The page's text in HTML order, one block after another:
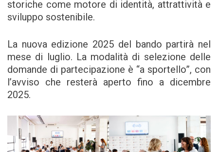
storiche come motore di identità, attrattività e
sviluppo sostenibile.
La nuova edizione 2025 del bando partirà nel
mese di luglio. La modalità di selezione delle
domande di partecipazione è “a sportello”, con
l’avviso che resterà aperto fino a dicembre
2025.